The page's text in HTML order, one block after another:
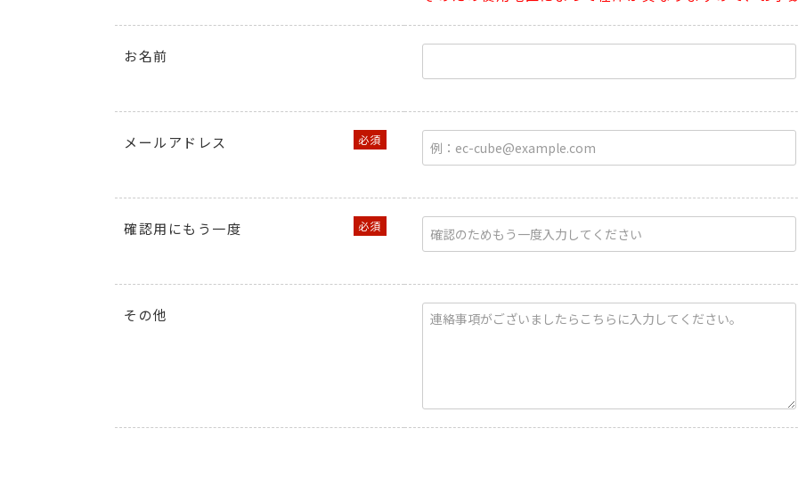
お名前
メールアドレス
確認用にもう一度
その他